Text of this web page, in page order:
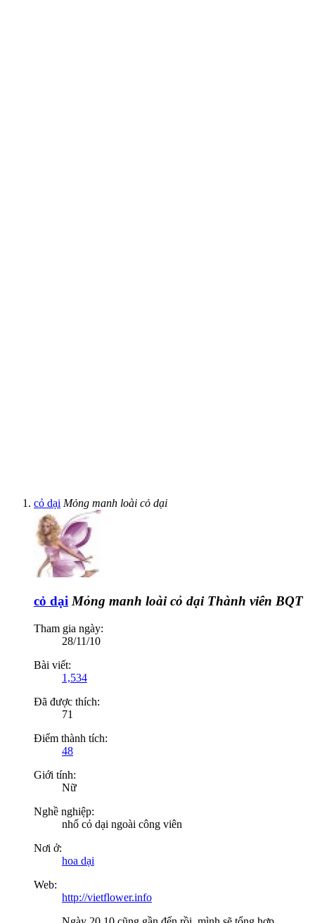
cỏ dại Mỏng manh loài cỏ dại
cỏ dại Mỏng manh loài cỏ dại Thành viên BQT
Tham gia ngày:
28/11/10
Bài viết:
1,534
Đã được thích:
71
Điểm thành tích:
48
Giới tính:
Nữ
Nghề nghiệp:
nhổ cỏ dại ngoài công viên
Nơi ở:
hoa dại
Web:
http://vietflower.info